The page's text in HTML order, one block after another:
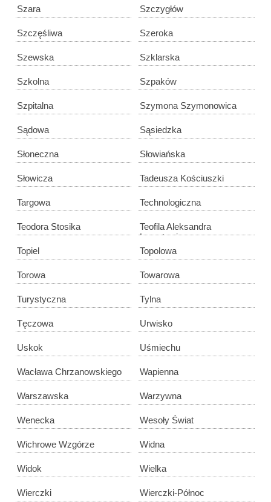
Szara Szczygłów
Szczęśliwa Szeroka
Szewska Szklarska
Szkolna Szpaków
Szpitalna Szymona Szymonowica
Sądowa Sąsiedzka
Słoneczna Słowiańska
Słowicza Tadeusza Kościuszki
Targowa Technologiczna
Teodora Stosika
Teofila Aleksandra
Lenartowicza
Topiel
Topolowa
Torowa Towarowa
Turystyczna Tylna
Tęczowa Urwisko
Uskok Uśmiechu
Wacława Chrzanowskiego Wapienna
Warszawska Warzywna
Wenecka Wesoły Świat
Wichrowe Wzgórze Widna
Widok Wielka
Wierczki Wierczki-Północ